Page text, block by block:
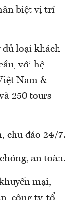
biệt vị trí
đủ loại khách
với hệ
Nam &
250 tours
chu đáo 24/7.
an toàn.
mại,
công ty, tổ